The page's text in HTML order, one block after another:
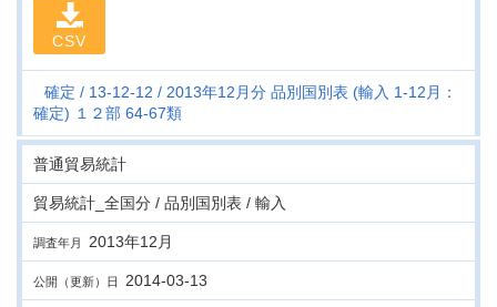
CSV
確定 13-12-12
2013年12月分 品別国別表 (輸入 1-12月：
確定) １２部 64-67類
普通貿易統計
貿易統計_全国分 / 品別国別表 / 輸入
調査年月 2013年12月
公開（更新）日 2014-03-13